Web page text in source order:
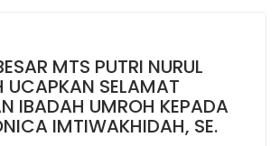
MTS PUTRI NURUL
UCAPKAN SELAMAT
IBADAH UMROH KEPADA
IMTIWAKHIDAH, SE.